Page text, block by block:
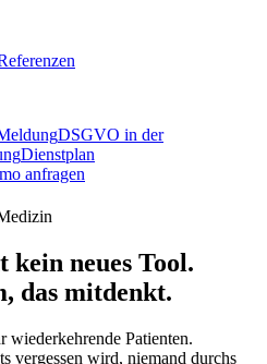
DSGVO in der
Dienstplan
anfragen
neues Tool.
das mitdenkt.
Patienten.
vergessen wird, niemand durchs